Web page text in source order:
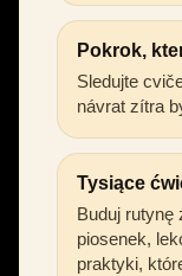
Pokrok,
Sledujte
návrat zítra
Tysiące
Buduj rutynę
piosenek,
praktyki,